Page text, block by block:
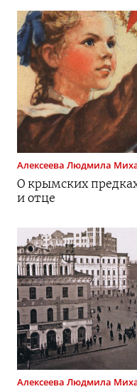
Алексеева Людмила
О крымских
и отце
Алексеева Людмила